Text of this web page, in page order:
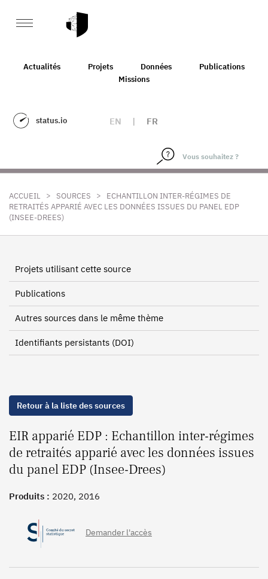
Actualités Projets Données
Publications
Missions
status.io EN | FR
ACCUEIL > SOURCES >
ECHANTILLON INTER-RÉGIMES DE
RETRAITÉS APPARIÉ AVEC LES DONNÉES ISSUES DU PANEL EDP
(INSEE-DREES)
Projets utilisant cette source
Publications
Autres sources dans le même thème
Identifiants persistants (DOI)
Retour à la liste des sources
EIR apparié EDP : Echantillon inter-régimes
de retraités apparié avec les données issues
du panel EDP (Insee-Drees)
Produits : 2020, 2016
Demander l'accès